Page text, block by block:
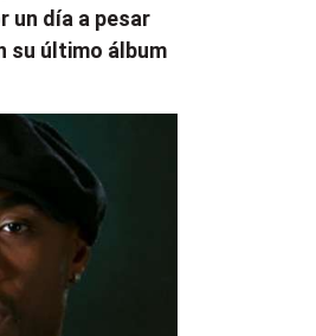
un día a pesar
su último álbum